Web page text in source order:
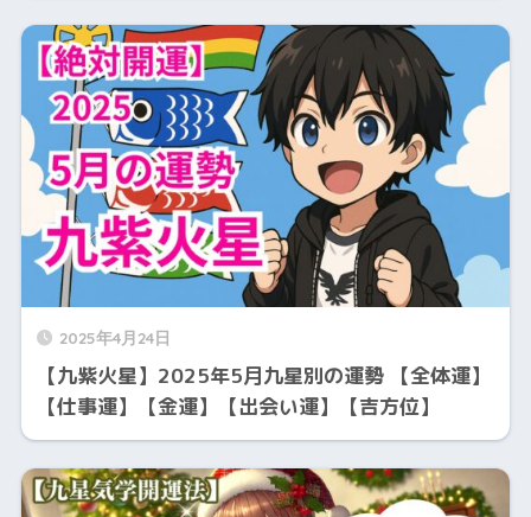
2025年4月24日
【九紫火星】2025年5月九星別の運勢 【全体運】
【仕事運】【金運】【出会い運】【吉方位】